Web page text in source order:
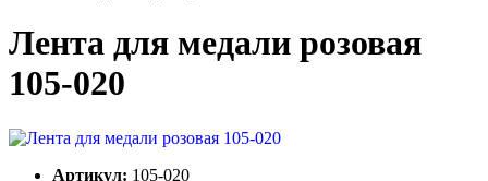
Лента для медали розовая
105‑020
Артикул: 105-020